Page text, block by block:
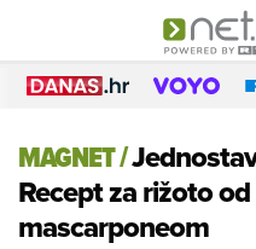
MAGNET/
Recept za rižoto
mascarponeom